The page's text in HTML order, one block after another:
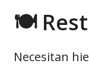
🍽️
Necesitan